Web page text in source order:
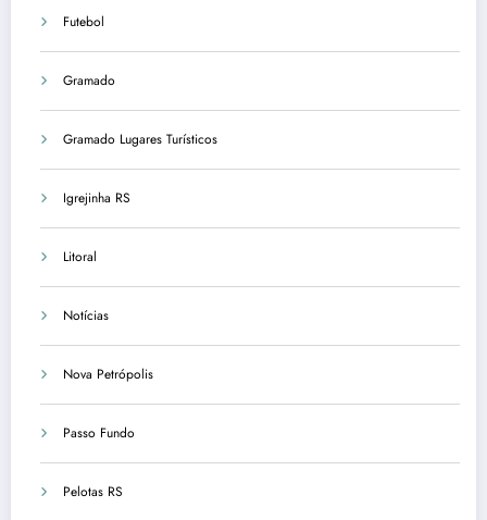
Futebol
Gramado
Gramado Lugares Turísticos
Igrejinha RS
Litoral
Notícias
Nova Petrópolis
Passo Fundo
Pelotas RS